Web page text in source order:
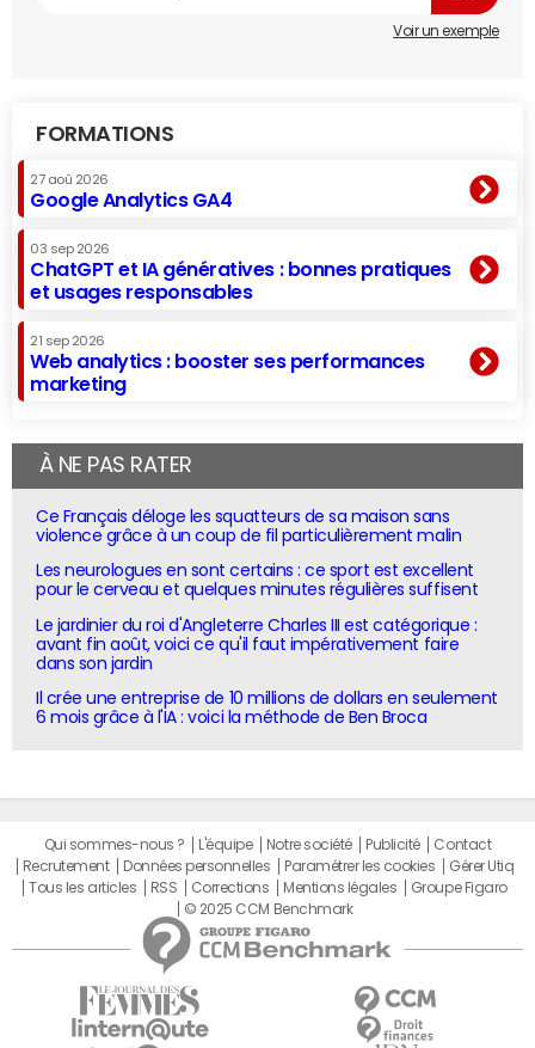
Voir un exemple
FORMATIONS
27 aoû 2026
Google Analytics GA4
03 sep 2026
ChatGPT et IA génératives : bonnes pratiques
et usages responsables
21 sep 2026
Web analytics : booster ses performances
marketing
À NE PAS RATER
Ce Français déloge les squatteurs de sa maison sans
violence grâce à un coup de fil particulièrement malin
Les neurologues en sont certains : ce sport est excellent
pour le cerveau et quelques minutes régulières suffisent
Le jardinier du roi d'Angleterre Charles III est catégorique :
avant fin août, voici ce qu'il faut impérativement faire
dans son jardin
Il crée une entreprise de 10 millions de dollars en seulement
6 mois grâce à l'IA : voici la méthode de Ben Broca
Qui sommes-nous ? L'équipe Notre société Publicité
Contact
Recrutement
Données personnelles Paramétrer les cookies
Gérer Utiq
Tous les articles
RSS Corrections Mentions légales
Groupe Figaro
© 2025 CCM Benchmark